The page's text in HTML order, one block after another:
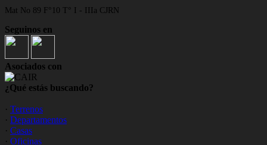
Mat No 89 F°10 T° I - IIIa CJRN
Seguinos en
Asociados con
¿Qué estás buscando?
· Terrenos
· Departamentos
· Casas
· Oficinas